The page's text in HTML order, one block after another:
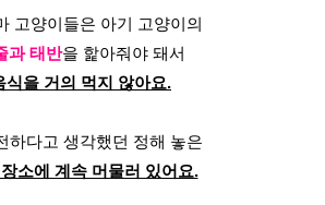
고양이들은 아기 고양이의
과 태반을 핥아줘야 돼서
식을 거의 먹지 않아요.
하다고 생각했던 정해 놓은
소에 계속 머물러 있어요.